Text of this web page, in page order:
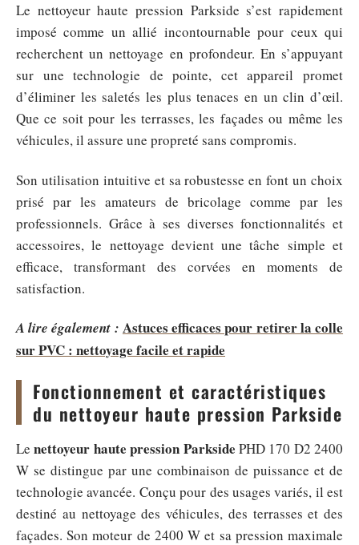
Le nettoyeur haute pression Parkside s’est rapidement
imposé comme un allié incontournable pour ceux qui
recherchent un nettoyage en profondeur. En s’appuyant
sur une technologie de pointe, cet appareil promet
d’éliminer les saletés les plus tenaces en un clin d’œil.
Que ce soit pour les terrasses, les façades ou même les
véhicules, il assure une propreté sans compromis.
Son utilisation intuitive et sa robustesse en font un choix
prisé par les amateurs de bricolage comme par les
professionnels. Grâce à ses diverses fonctionnalités et
accessoires, le nettoyage devient une tâche simple et
efficace, transformant des corvées en moments de
satisfaction.
A lire également : Astuces efficaces pour retirer la colle
sur PVC : nettoyage facile et rapide
Fonctionnement et caractéristiques
du nettoyeur haute pression Parkside
Lenettoyeur haute pression Parkside PHD 170 D2 2400
W se distingue par une combinaison de puissance et de
technologie avancée. Conçu pour des usages variés, il est
destiné au nettoyage des véhicules, des terrasses et des
façades. Son moteur de 2400 W et sa pression maximale